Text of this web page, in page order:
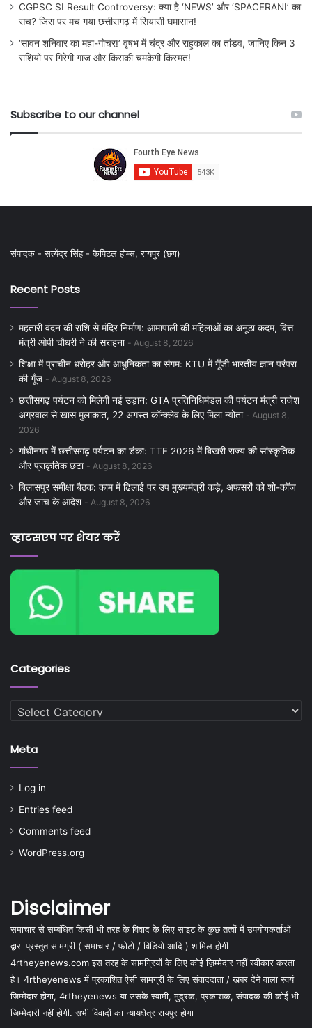
CGPSC SI Result Controversy: क्या है ‘NEWS’ और ‘SPACERANI’ का
सच? जिस पर मच गया छत्तीसगढ़ में सियासी घमासान!
‘सावन शनिवार का महा-गोचर!’ वृषभ में चंद्र और राहुकाल का तांडव, जानिए किन 3
राशियों पर गिरेगी गाज और किसकी चमकेगी किस्मत!
Subscribe to our channel
संपादक - सत्येंद्र सिंह - कैपिटल होम्स, रायपुर (छग)
Recent Posts
महतारी वंदन की राशि से मंदिर निर्माण: आमापाली की महिलाओं का अनूठा कदम, वित्त
मंत्री ओपी चौधरी ने की सराहना
August 8, 2026
शिक्षा में प्राचीन धरोहर और आधुनिकता का संगम: KTU में गूँजी भारतीय ज्ञान परंपरा
की गूँज
August 8, 2026
छत्तीसगढ़ पर्यटन को मिलेगी नई उड़ान: GTA प्रतिनिधिमंडल की पर्यटन मंत्री राजेश
अग्रवाल से खास मुलाकात, 22 अगस्त कॉन्क्लेव के लिए मिला न्योता
August 8,
2026
गांधीनगर में छत्तीसगढ़ पर्यटन का डंका: TTF 2026 में बिखरी राज्य की सांस्कृतिक
और प्राकृतिक छटा
August 8, 2026
बिलासपुर समीक्षा बैठक: काम में ढिलाई पर उप मुख्यमंत्री कड़े, अफसरों को शो-कॉज
और जांच के आदेश
August 8, 2026
व्हाटसएप पर शेयर करें
Categories
Categories
Meta
Log in
Entries feed
Comments feed
WordPress.org
Disclaimer
समाचार से सम्बंधित किसी भी तरह के विवाद के लिए साइट के कुछ तत्वों में उपयोगकर्ताओं
द्वारा प्रस्तुत सामग्री ( समाचार / फोटो / विडियो आदि ) शामिल होगी
4rtheyenews.com इस तरह के सामग्रियों के लिए कोई ज़िम्मेदार नहीं स्वीकार करता
है। 4rtheyenews में प्रकाशित ऐसी सामग्री के लिए संवाददाता / खबर देने वाला स्वयं
जिम्मेदार होगा, 4rtheyenews या उसके स्वामी, मुद्रक, प्रकाशक, संपादक की कोई भी
जिम्मेदारी नहीं होगी. सभी विवादों का न्यायक्षेत्र रायपुर होगा